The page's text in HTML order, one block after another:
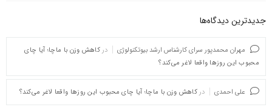
جدیدترین دیدگاه‌‌ها
مهران محمدپور سرای کارشناس ارشد بیوتکنولوژی در کاهش وزن با ماچا؛ آیا چای
محبوب این روزها واقعا لاغر می‌کند؟
علی احمدی در کاهش وزن با ماچا؛ آیا چای محبوب این روزها واقعا لاغر می‌کند؟